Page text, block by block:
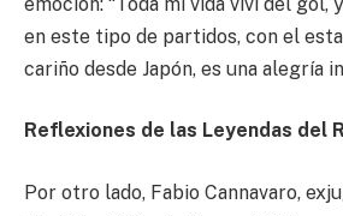
en este tipo de partidos, con el
cariño desde Japón, es una alegría
Reflexiones de las Leyendas del
Por otro lado, Fabio Cannavaro,